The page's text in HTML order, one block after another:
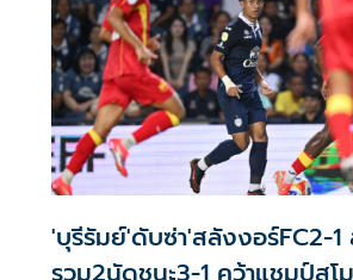
'บุรีรัมย์'ดับซ่า'สลังงอร์FC2-1